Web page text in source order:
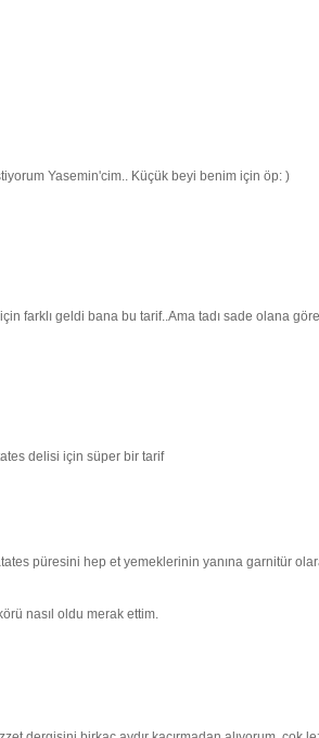
Yasemin'cim.. Küçük beyi benim için öp: )
farklı geldi bana bu tarif..Ama tadı sade olana
delisi için süper bir tarif
püresini hep et yemeklerinin yanına garnitür
nasıl oldu merak ettim.